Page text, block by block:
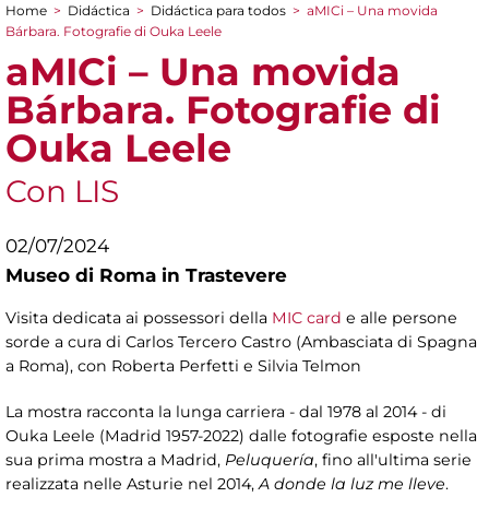
You are here
Home > Didáctica > Didáctica para todos > aMICi – Una movida
Bárbara. Fotografie di Ouka Leele
aMICi – Una movida
Bárbara. Fotografie di
Ouka Leele
Con LIS
02/07/2024
Museo di Roma in Trastevere
Visita dedicata ai possessori della MIC card e alle persone
sorde a cura di Carlos Tercero Castro (Ambasciata di Spagna
a Roma), con Roberta Perfetti e Silvia Telmon
La mostra racconta la lunga carriera - dal 1978 al 2014 - di
Ouka Leele (Madrid 1957-2022) dalle fotografie esposte nella
sua prima mostra a Madrid, Peluquería, fino all'ultima serie
realizzata nelle Asturie nel 2014,A donde la luz me lleve.